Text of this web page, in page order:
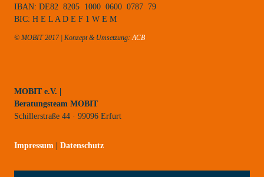
IBAN: DE82 8205 1000 0600 0787 79
BIC: H E L A D E F 1 W E M
© MOBIT 2017 | Konzept & Umsetzung:ACB
MOBIT e.V. |
Beratungsteam MOBIT
Schillerstraße 44 · 99096 Erfurt
Impressum Datenschutz